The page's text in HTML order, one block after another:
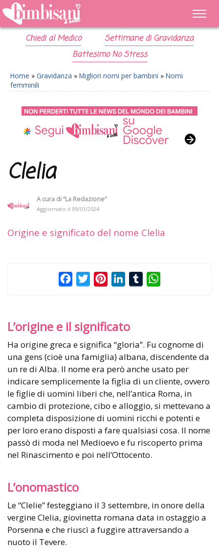
Chiedi al Medico
Settimane di Gravidanza
Battesimo No Stress
Home » Gravidanza » Migliori nomi per bambini » Nomi
femminili
Clelia
A cura di“La Redazione”
Aggiornato il 09/01/2024
Origine e significato del nome Clelia
FacebookTwitterPinterestLinkedInTumblr
L’origine e il significato
Ha origine greca e significa “gloria”. Fu cognome di
una gens (cioè una famiglia) albana, discendente da
un re di Alba. Il nome era però anche usato per
indicare semplicemente la figlia di un cliente, ovvero
le figlie di uomini liberi che, nell’antica Roma, in
cambio di protezione, cibo e alloggio, si mettevano a
completa disposizione di uomini ricchi e potenti e
per loro erano disposti a fare qualsiasi cosa. Il nome
passò di moda nel Medioevo e fu riscoperto prima
nel Rinascimento e poi nell’Ottocento.
L’onomastico
Le “Clelie” festeggiano il 3 settembre, in onore della
vergine Clelia, giovinetta romana data in ostaggio a
Porsenna e che riuscì a fuggire attraversando a
nuoto il Tevere.